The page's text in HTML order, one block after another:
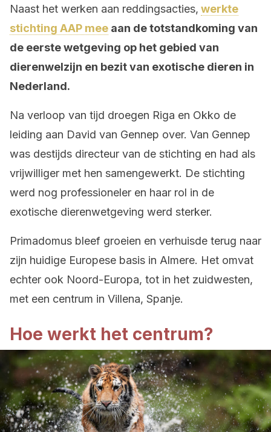
Naast het werken aan reddingsacties, werkte
stichting AAP mee aan de totstandkoming van
de eerste wetgeving op het gebied van
dierenwelzijn en bezit van exotische dieren in
Nederland.
Na verloop van tijd droegen Riga en Okko de
leiding aan David van Gennep over. Van Gennep
was destijds directeur van de stichting en had als
vrijwilliger met hen samengewerkt. De stichting
werd nog professioneler en haar rol in de
exotische dierenwetgeving werd sterker.
Primadomus bleef groeien en verhuisde terug naar
zijn huidige Europese basis in Almere. Het omvat
echter ook Noord-Europa, tot in het zuidwesten,
met een centrum in Villena, Spanje.
Hoe werkt het centrum?